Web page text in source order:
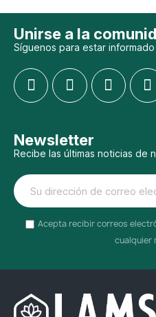
Unirse a la
Síguenos para estar
Newsletter
Recibe las últimas noticias de
Acepta recibir correos
cualquier